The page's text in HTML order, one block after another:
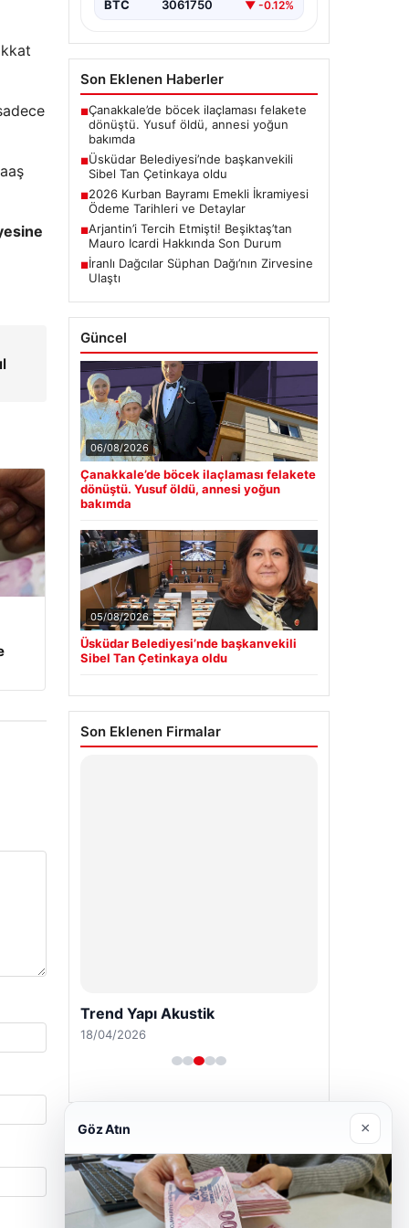
BTC 3061750 ▼ -0.12%
Son Eklenen Haberler
■Çanakkale’de böcek ilaçlaması felakete
dönüştü. Yusuf öldü, annesi yoğun
bakımda
■Üsküdar Belediyesi’nde başkanvekili
Sibel Tan Çetinkaya oldu
■2026 Kurban Bayramı Emekli İkramiyesi
Ödeme Tarihleri ve Detaylar
■Arjantin’i Tercih Etmişti! Beşiktaş’tan
Mauro Icardi Hakkında Son Durum
■İranlı Dağcılar Süphan Dağı’nın Zirvesine
Ulaştı
Güncel
06/08/2026
Çanakkale’de böcek ilaçlaması felakete
dönüştü. Yusuf öldü, annesi yoğun
bakımda
05/08/2026
Üsküdar Belediyesi’nde başkanvekili
Sibel Tan Çetinkaya oldu
Son Eklenen Firmalar
Trend Yapı Akustik
18/04/2026
Göz Atın ×